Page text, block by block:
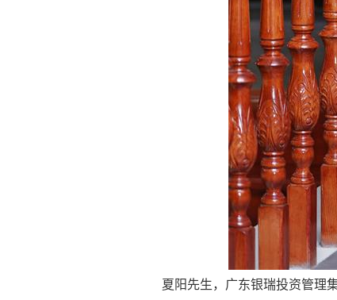
夏阳先生，广东银瑞投资管理